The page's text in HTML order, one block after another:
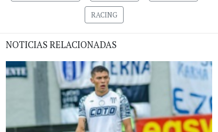
RACING
NOTICIAS RELACIONADAS